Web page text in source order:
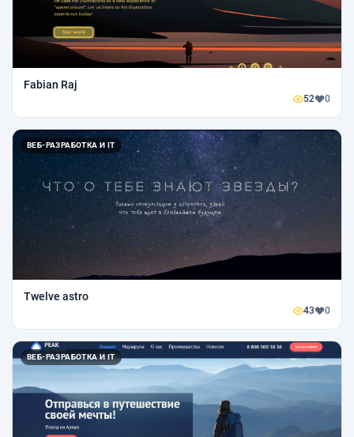
Fabian Raj
52 0
ВЕБ-РАЗРАБОТКА И IT
Twelve astro
43 0
ВЕБ-РАЗРАБОТКА И IT